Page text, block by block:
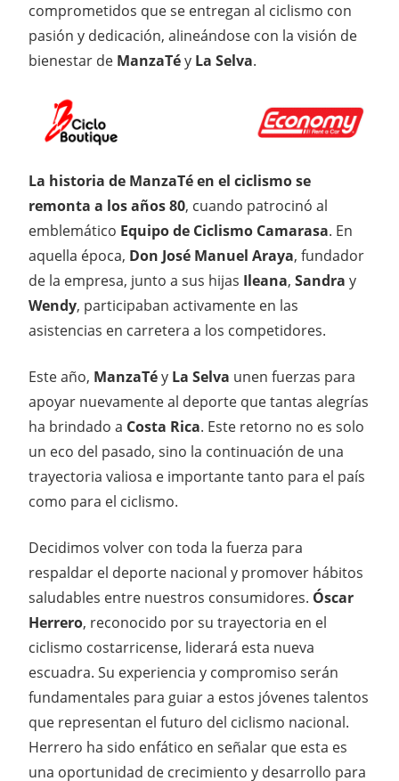
comprometidos que se entregan al ciclismo con
pasión y dedicación, alineándose con la visión de
bienestar de ManzaTéy La Selva.
La historia de ManzaTé en el ciclismo se
remonta a los años 80, cuando patrocinó al
emblemático Equipo de Ciclismo Camarasa. En
aquella época, Don José Manuel Araya, fundador
de la empresa, junto a sus hijas Ileana, Sandra y
Wendy, participaban activamente en las
asistencias en carretera a los competidores.
Este año, ManzaTéy La Selva unen fuerzas para
apoyar nuevamente al deporte que tantas alegrías
ha brindado a Costa Rica. Este retorno no es solo
un eco del pasado, sino la continuación de una
trayectoria valiosa e importante tanto para el país
como para el ciclismo.
Decidimos volver con toda la fuerza para
respaldar el deporte nacional y promover hábitos
saludables entre nuestros consumidores. Óscar
Herrero, reconocido por su trayectoria en el
ciclismo costarricense, liderará esta nueva
escuadra. Su experiencia y compromiso serán
fundamentales para guiar a estos jóvenes talentos
que representan el futuro del ciclismo nacional.
Herrero ha sido enfático en señalar que esta es
una oportunidad de crecimiento y desarrollo para